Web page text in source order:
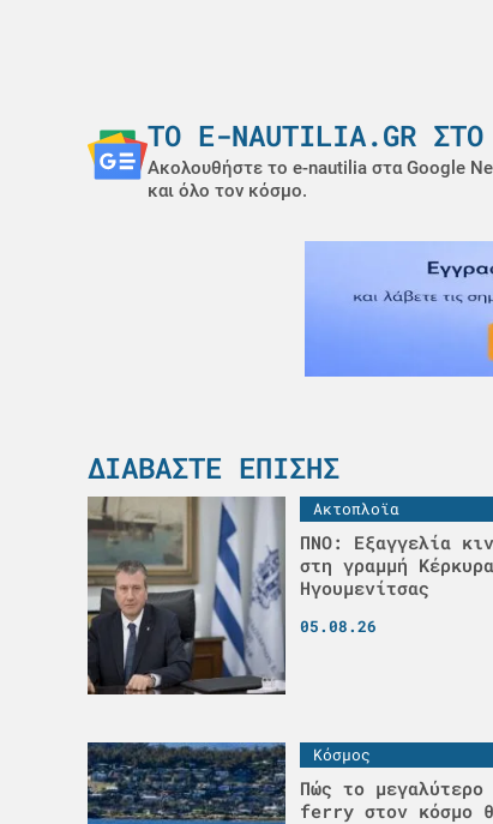
ΤΟ E-NAUTILIA.GR ΣΤΟ
Ακολουθήστε το e-nautilia στα Google
και όλο τον κόσμο.
ΔΙΑΒΆΣΤΕ ΕΠΊΣΗΣ
Ακτοπλοϊα
ΠΝΟ: Εξαγγελία
στη γραμμή
Ηγουμενίτσας
05.08.26
Κόσμος
Πώς το μεγαλύτερο
ferry στον κόσμο